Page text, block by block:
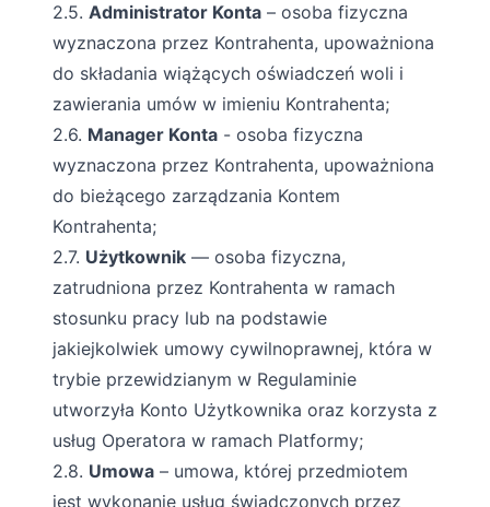
2.5. Administrator Konta – osoba fizyczna
wyznaczona przez Kontrahenta, upoważniona
do składania wiążących oświadczeń woli i
zawierania umów w imieniu Kontrahenta;
2.6. Manager Konta - osoba fizyczna
wyznaczona przez Kontrahenta, upoważniona
do bieżącego zarządzania Kontem
Kontrahenta;
2.7. Użytkownik — osoba fizyczna,
zatrudniona przez Kontrahenta w ramach
stosunku pracy lub na podstawie
jakiejkolwiek umowy cywilnoprawnej, która w
trybie przewidzianym w Regulaminie
utworzyła Konto Użytkownika oraz korzysta z
usług Operatora w ramach Platformy;
2.8. Umowa – umowa, której przedmiotem
jest wykonanie usług świadczonych przez